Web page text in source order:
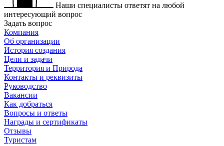
Наши специалисты ответят на любой
интересующий вопрос
Задать вопрос
Компания
Об организации
История создания
Цели и задачи
Территория и Природа
Контакты и реквизиты
Руководство
Вакансии
Как добраться
Вопросы и ответы
Награды и сертификаты
Отзывы
Туристам